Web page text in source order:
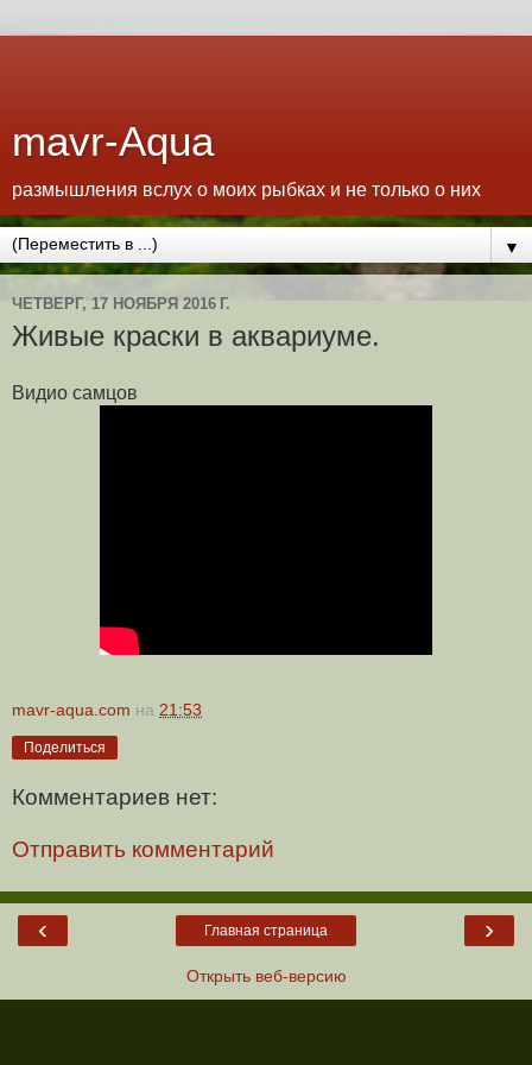
mavr-Aqua
размышления вслух о моих рыбках и не только о них
▼
ЧЕТВЕРГ, 17 НОЯБРЯ 2016 Г.
Живые краски в аквариуме.
Видио самцов
mavr-aqua.com на 21:53
Поделиться
Комментариев нет:
Отправить комментарий
‹ ›
Главная страница
Открыть веб-версию